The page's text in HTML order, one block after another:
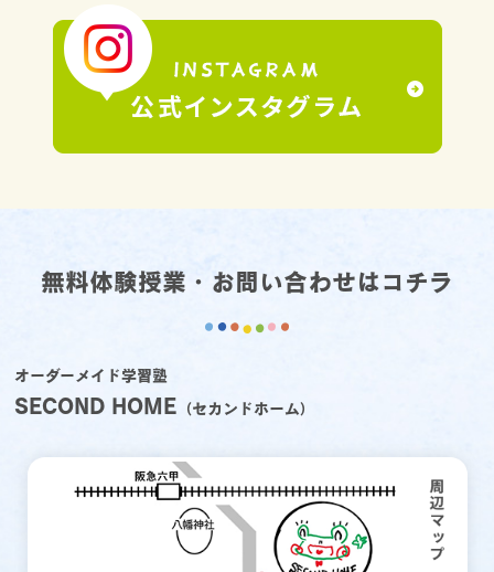
無料体験授業・お問い合わせはコチラ
オーダーメイド学習塾
SECOND HOME（セカンドホーム）